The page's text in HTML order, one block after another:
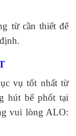
từ cần thiết để
vụ tốt nhất từ
hút bể phốt tại
vui lòng ALO: